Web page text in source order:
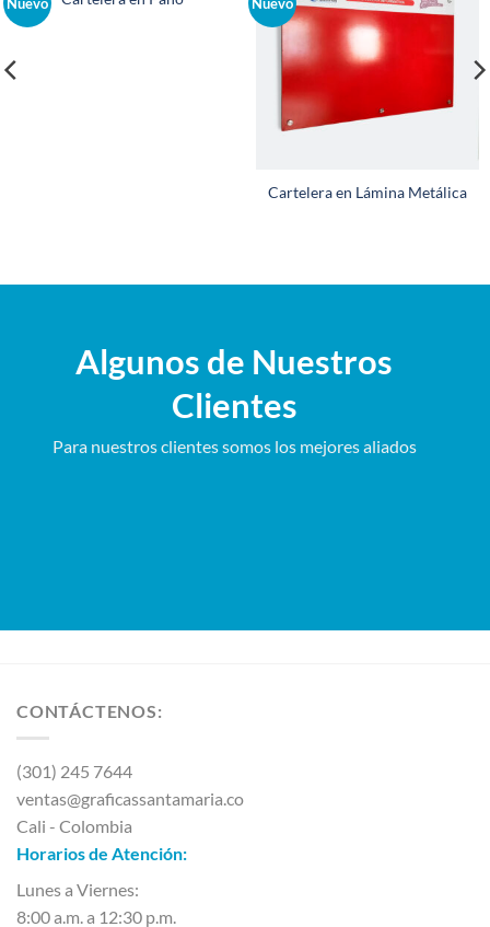
Cartelera en Lámina Metálica
Algunos de Nuestros
Clientes
Para nuestros clientes somos los mejores aliados
CONTÁCTENOS:
(301) 245 7644
ventas@graficassantamaria.co
Cali - Colombia
Horarios de Atención:
Lunes a Viernes:
8:00 a.m. a 12:30 p.m.